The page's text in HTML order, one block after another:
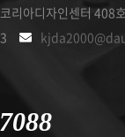
리아디자인센터 408